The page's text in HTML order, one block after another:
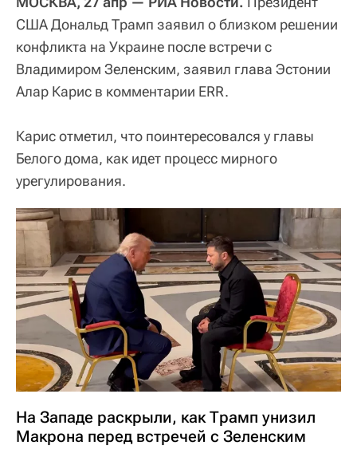
США Дональд Трамп заявил о близком решении
конфликта на Украине после встречи с
Владимиром Зеленским, заявил глава Эстонии
Алар Карис в комментарии ERR.
Карис отметил, что поинтересовался у главы
Белого дома, как идет процесс мирного
урегулирования.
На Западе раскрыли, как Трамп унизил
Макрона перед встречей с Зеленским